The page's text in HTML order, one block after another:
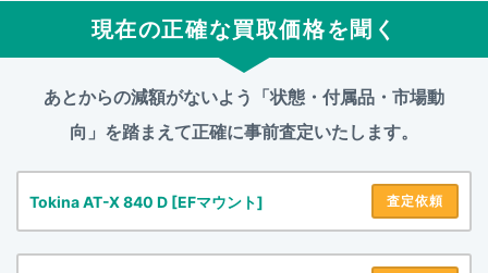
現在の正確な買取価格を聞く
あとからの減額がないよう「状態・付属品・市場動
向」を踏まえて正確に事前査定いたします。
Tokina AT-X 840 D [EFマウント] 査定依頼